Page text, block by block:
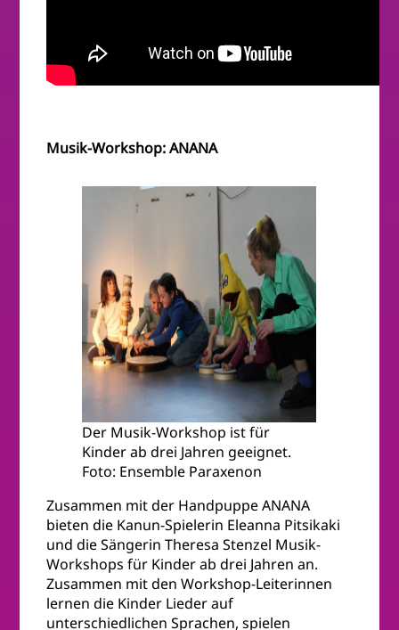
Musik-Workshop: ANANA
Der Musik-Workshop ist für
Kinder ab drei Jahren geeignet.
Foto: Ensemble Paraxenon
Zusammen mit der Handpuppe ANANA
bieten die Kanun-Spielerin Eleanna Pitsikaki
und die Sängerin Theresa Stenzel Musik-
Workshops für Kinder ab drei Jahren an.
Zusammen mit den Workshop-Leiterinnen
lernen die Kinder Lieder auf
unterschiedlichen Sprachen, spielen